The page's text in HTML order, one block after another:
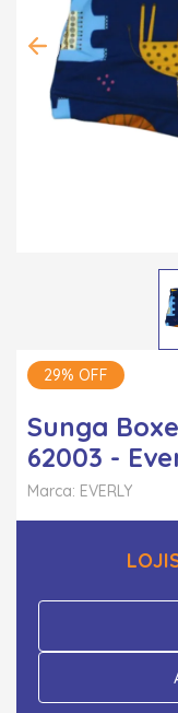
29% OFF
Sunga
62003 -
Marca: EVERLY